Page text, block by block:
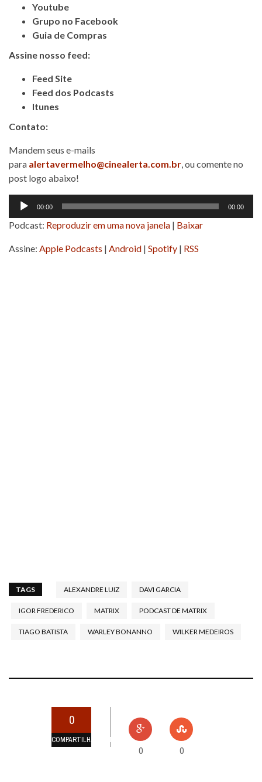
Youtube
Grupo no Facebook
Guia de Compras
Assine nosso feed:
Feed Site
Feed dos Podcasts
Itunes
Contato:
Mandem seus e-mails
para alertavermelho@cinealerta.com.br , ou comente no
post logo abaixo!
Tocador
áudio
00:00 00:00
Podcast: Reproduzir em uma nova janela | Baixar
Assine: Apple Podcasts | Android | Spotify | RSS
TAGS ALEXANDRE LUIZ DAVI GARCIA
IGOR FREDERICO MATRIX PODCAST DE MATRIX
TIAGO BATISTA WARLEY BONANNO WILKER MEDEIROS
0
COMPARTILHAMENTOS
0 0